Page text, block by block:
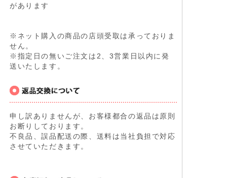
があります
※ネット購入の商品の店頭受取は承っておりま
せん。
※指定日の無いご注文は2、3営業日以内に発
送いたします。
申し訳ありませんが、お客様都合の返品は原則
お断りしております。
不良品、誤品配送の際、送料は当社負担で対応
させていただきます。